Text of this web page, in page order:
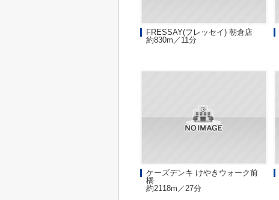
FRESSAY(フレッセイ) 朝倉店
約830m／11分
ケーズデンキ けやきウォーク前
橋
約2118m／27分